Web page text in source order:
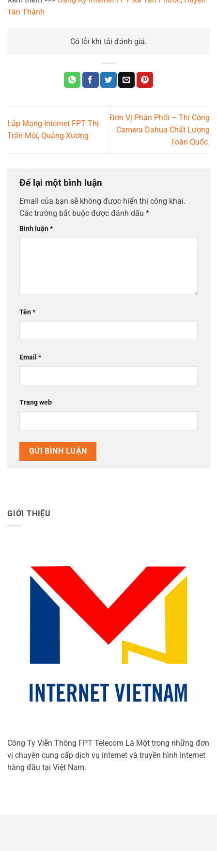
Tân Thành
Có lỗi khi tải đánh giá.
Lắp Mạng Internet FPT Thị
Trấn Môi, Quảng Xương
Đơn Vị Phân Phối – Thi Công
Camera Dahua Chất Lượng
Toàn Quốc.
Để lại một bình luận
Email của bạn sẽ không được hiển thị công khai.
Các trường bắt buộc được đánh dấu *
Bình luận*
Tên*
Email *
Trang web
GIỚI THIỆU
Công Ty Viễn Thông FPT Telecom Là Một trong những đơn
vị chuyên cung cấp dịch vụ internet và truyền hình Internet
hàng đầu tại Việt Nam.